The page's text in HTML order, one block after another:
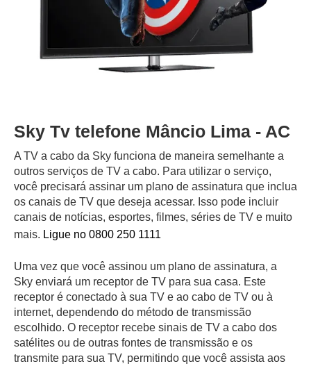
Sky Tv telefone Mâncio Lima - AC
A TV a cabo da Sky funciona de maneira semelhante a
outros serviços de TV a cabo. Para utilizar o serviço,
você precisará assinar um plano de assinatura que inclua
os canais de TV que deseja acessar. Isso pode incluir
canais de notícias, esportes, filmes, séries de TV e muito
mais. Ligue no 0800 250 1111
Uma vez que você assinou um plano de assinatura, a
Sky enviará um receptor de TV para sua casa. Este
receptor é conectado à sua TV e ao cabo de TV ou à
internet, dependendo do método de transmissão
escolhido. O receptor recebe sinais de TV a cabo dos
satélites ou de outras fontes de transmissão e os
transmite para sua TV, permitindo que você assista aos